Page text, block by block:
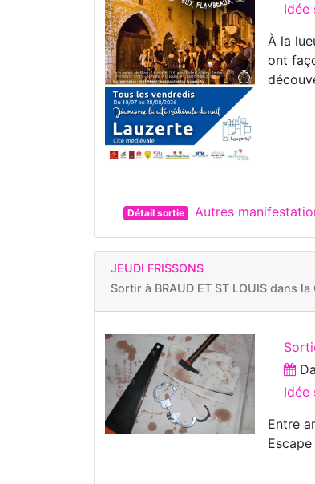
Idée
À la
ont
Détail sortie Autres
JEUDI FRISSONS
Sortir à BRAUD ET ST LOUIS dans
Idée
Entre